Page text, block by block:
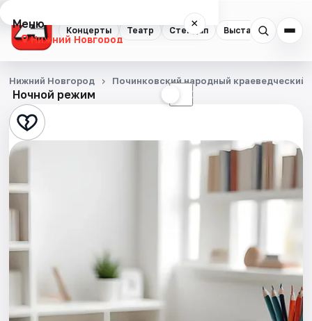
Концерты Театр Стендап Выставки
Меню ×
Нижний Новгород
Концерты
Театр
Стендап
Спорт
События
Ночной режим ☾
Нижний Новгород Починковский народный краеведческий